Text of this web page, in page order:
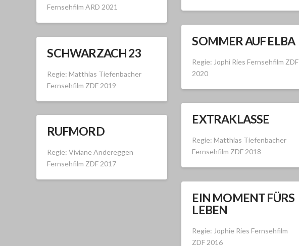
Fernsehfilm ARD 2021
SOMMER AUF ELBA
Regie: Jophi Ries Fernsehfilm ZDF
2020
SCHWARZACH 23
Regie: Matthias Tiefenbacher
Fernsehfilm ZDF 2019
EXTRAKLASSE
Regie: Matthias Tiefenbacher
Fernsehfilm ZDF 2018
RUFMORD
Regie: Viviane Andereggen
Fernsehfilm ZDF 2017
EIN MOMENT FÜRS
LEBEN
Regie: Jophie Ries Fernsehfilm
ZDF 2016